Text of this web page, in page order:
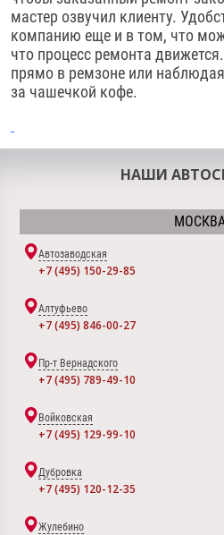
мастер озвучил клиенту.
компанию еще и в том, что
что процесс ремонта
прямо в ремзоне или
за чашечкой кофе.
НАШИ
Автозаводская
+7 (495) 150-29-85
Алтуфьево
+7 (495) 846-00-27
Пр-т Вернадского
+7 (495) 789-49-10
Войковская
+7 (495) 129-99-10
Дубровка
+7 (495) 120-12-35
Жулебино